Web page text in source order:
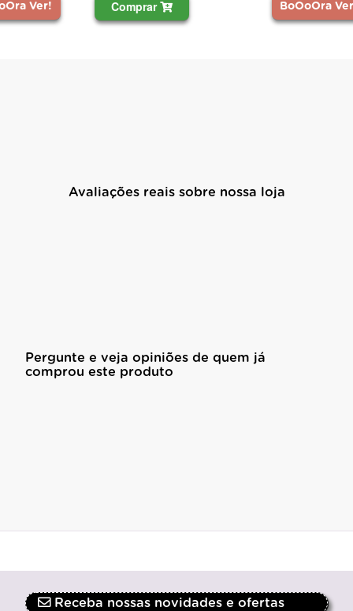
BoOoOra Ver!
Avaliações reais sobre nossa loja
Pergunte e veja opiniões de quem já
comprou este produto
Receba nossas novidades e ofertas